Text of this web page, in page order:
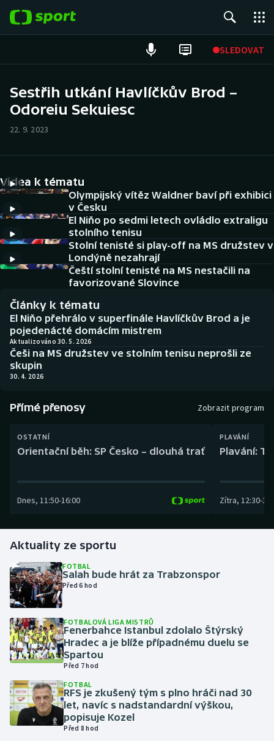
SLEDOVAT
Hokej
Cyklistika
DALŠÍ SPORTY
Americký fotbal
Baseball a softbal
Basketbal
Biatlon
Boby a skeleton
Box
Curling
Golf
Gymnastika
Házená
Jezdectví
Judo
Krasobruslení
Lezení
NEPŘEHLÉDNĚTE
Historické návraty
Aplikace ČT sport
AZ kvíz
Sestřih utkání Havlíčkův Brod –
Odoreiu Sekuiesc
22. 9. 2023
Videa k tématu
Olympijský vítěz Waldner baví při exhibici
v Česku
El Niňo po sedmi letech ovládlo extraligu
stolního tenisu
Stolní tenisté si play-off na MS družstev v
Londýně nezahrají
Čeští stolní tenisté na MS nestačili na
favorizované Slovince
Články k tématu
El Niňo přehrálo v superfinále Havlíčkův Brod a je
pojedenácté domácím mistrem
Aktualizováno 30. 5. 2026
Češi na MS družstev ve stolním tenisu neprošli ze
skupin
30. 4. 2026
Přímé přenosy Zobrazit program
OSTATNÍ
Orientační běh: SP Česko – dlouhá trať
Dnes, 11:50-16:00
PLAVÁNÍ
Plavání:
Zítra, 12:30-
Aktuality ze sportu
FOTBAL
Salah bude hrát za Trabzonspor
Před 6 hod
FOTBALOVÁ LIGA MISTRŮ
Fenerbahce Istanbul zdolalo Štýrský
Hradec a je blíže případnému duelu se
Spartou
Před 7 hod
FOTBAL
RFS je zkušený tým s plno hráči nad 30
let, navíc s nadstandardní výškou,
popisuje Kozel
Před 8 hod